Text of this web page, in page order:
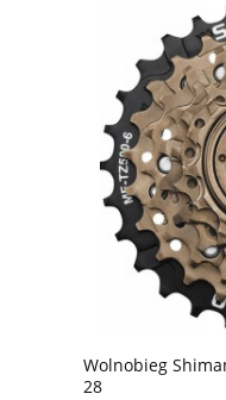
Wolnobieg
28